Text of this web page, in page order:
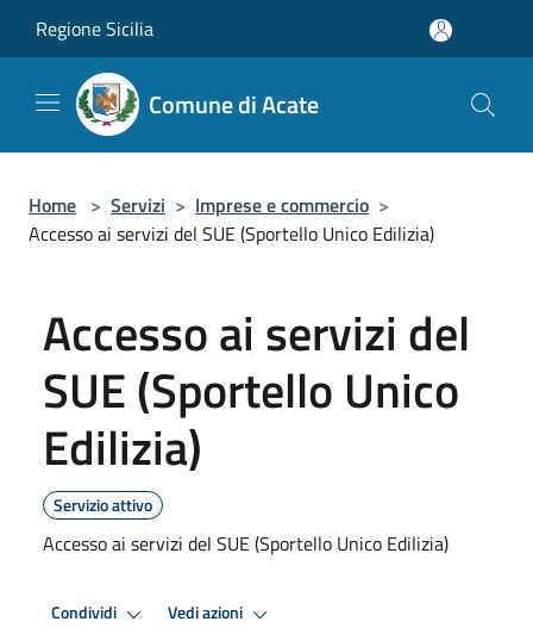
Regione Sicilia
Comune di Acate
Home > Servizi > Imprese e commercio >
Accesso ai servizi del SUE (Sportello Unico Edilizia)
Accesso ai servizi del
SUE (Sportello Unico
Edilizia)
Servizio attivo
Accesso ai servizi del SUE (Sportello Unico Edilizia)
Condividi Vedi azioni